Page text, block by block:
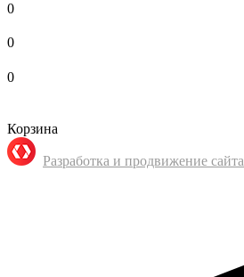
0
0
0
Корзина
Разработка и продвижение сайта